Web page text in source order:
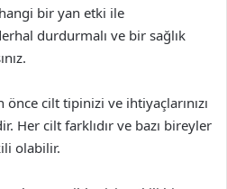
bir yan etki ile
durdurmalı ve bir sağlık
cilt tipinizi ve ihtiyaçlarınızı
Her cilt farklıdır ve bazı bireyler
olabilir.